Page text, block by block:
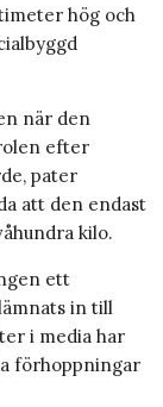
hög och
när den
efter
pater
att den endast
kilo.
ett
in till
i media har
förhoppningar